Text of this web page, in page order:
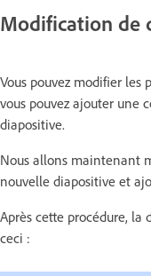
Modification de
Vous pouvez modifier les
vous pouvez ajouter une
diapositive.
Nous allons maintenant
nouvelle diapositive et
Après cette procédure, la
ceci :